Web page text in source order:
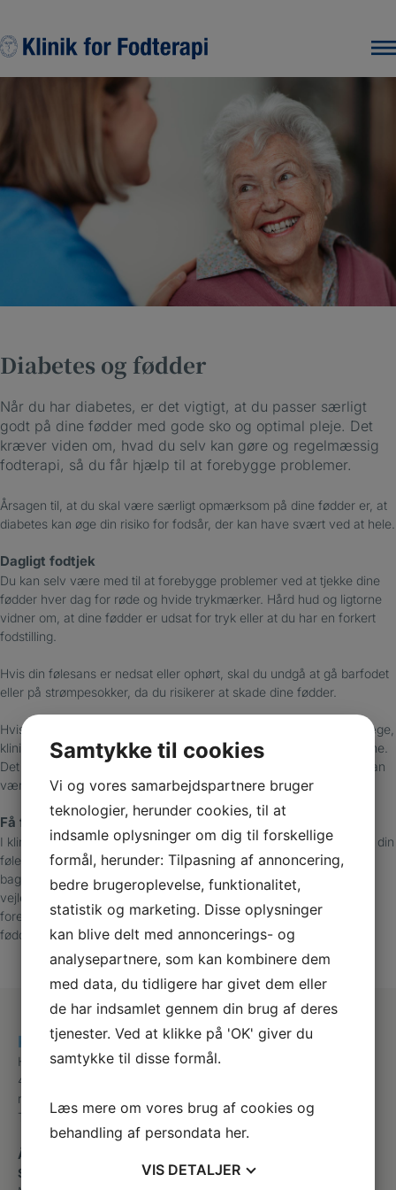
indholdet
Diabetes og fødder
Når du har diabetes, er det vigtigt, at du passer særligt
godt på dine fødder med gode sko og optimal pleje. Det
kræver viden om, hvad du selv kan gøre og regelmæssig
fodterapi, så du får hjælp til at forebygge problemer.
Årsagen til, at du skal være særligt opmærksom på dine fødder er, at
diabetes kan øge din risiko for fodsår, der kan have svært ved at hele.
Dagligt fodtjek
Du kan selv være med til at forebygge problemer ved at tjekke dine
fødder hver dag for røde og hvide trykmærker. Hård hud og ligtorne
vidner om, at dine fødder er udsat for tryk eller at du har en forkert
fodstilling.
Hvis din følesans er nedsat eller ophørt, skal du undgå at gå barfodet
eller på strømpesokker, da du risikerer at skade dine fødder.
Hvis du opdager rødme, hævelser eller sår, skal du kontakte din læge,
klinikken eller vagtlægen, så du kan blive behandlet med det samme.
Det skyldes, at diabetiske fodsår kan udvikle sig hurtigt, og at du kan
være i risiko for amputation.
Få fodstatus og behandlingsplan
I klinikken tilbyder vi en fodstatus, hvor vi blandt andet undersøger din
følesans, hud og negle, kredsløb og eventuelle fejlstillinger. På
baggrund af undersøgelsen giver vi dig en behandlingsplan og
vejleder dig i, hvordan du plejer dine fødder, vælger fodtøj og
forebygger problemer. Vi kan også tilbyde indlæg, der styrker dine
fødders funktion og mindsker risikoen for sår og faldulykker.
Raske Fødder Svinninge
Hovedgaden 18 A
4520 Svinninge
raskfod@gmail.com
Telefon+45 70707743
Åbningstider
Svinninge
Samtykke til cookies
Vi og vores samarbejdspartnere bruger
teknologier, herunder cookies, til at
indsamle oplysninger om dig til forskellige
formål, herunder: Tilpasning af annoncering,
bedre brugeroplevelse, funktionalitet,
statistik og marketing. Disse oplysninger
kan blive delt med annoncerings- og
analysepartnere, som kan kombinere dem
med data, du tidligere har givet dem eller
de har indsamlet gennem din brug af deres
tjenester. Ved at klikke på 'OK' giver du
samtykke til disse formål.
Læs mere om vores brug af cookies og
behandling af persondata her.
VIS DETALJER